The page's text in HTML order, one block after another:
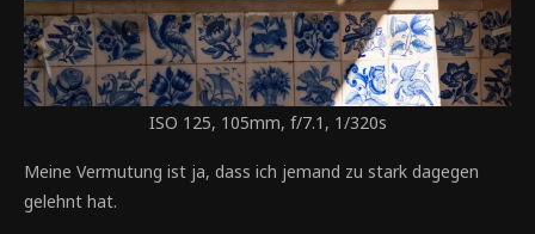
ISO 125, 105mm, f/7.1, 1/320s
Meine Vermutung ist ja, dass ich jemand zu stark dagegen
gelehnt hat.